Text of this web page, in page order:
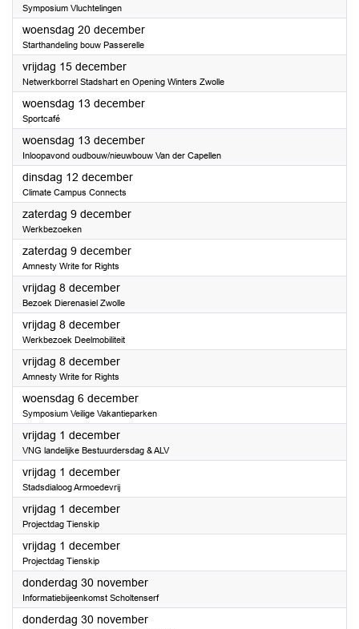
Symposium Vluchtelingen
woensdag 20 december2023
Starthandeling bouw Passerelle
vrijdag 15 december2023
Netwerkborrel Stadshart en Opening Winters Zwolle
woensdag 13 december2023
Sportcafé
woensdag 13 december2023
Inloopavond oudbouw/nieuwbouw Van der Capellen
dinsdag 12 december2023
Climate Campus Connects
zaterdag 9 december2023
Werkbezoeken
zaterdag 9 december2023
Amnesty Write for Rights
vrijdag 8 december2023
Bezoek Dierenasiel Zwolle
vrijdag 8 december2023
Werkbezoek Deelmobiliteit
vrijdag 8 december2023
Amnesty Write for Rights
woensdag 6 december2023
Symposium Veilige Vakantieparken
vrijdag 1 december2023
VNG landelijke Bestuurdersdag & ALV
vrijdag 1 december2023
Stadsdialoog Armoedevrij
vrijdag 1 december2023
Projectdag Tienskip
vrijdag 1 december2023
Projectdag Tienskip
donderdag 30 november2023
Informatiebijeenkomst Scholtenserf
donderdag 30 november2023